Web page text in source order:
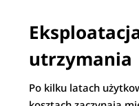
utrzymania
Po kilku latach